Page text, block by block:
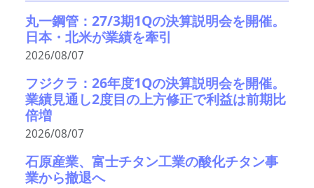
丸一鋼管：27/3期1Qの決算説明会を開催。
日本・北米が業績を牽引
2026/08/07
フジクラ：26年度1Qの決算説明会を開催。
業績見通し2度目の上方修正で利益は前期比
倍増
2026/08/07
石原産業、富士チタン工業の酸化チタン事
業から撤退へ